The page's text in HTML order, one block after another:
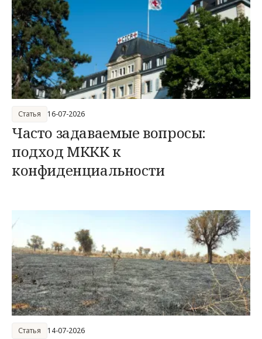
Часто задаваемые вопросы:
подход МККК к
конфиденциальности
Статья 16-07-2026
Статья 14-07-2026